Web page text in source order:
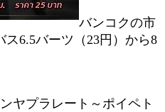
バンコクの市
6.5バーツ（23円）から8
ヤプラレート～ポイペト